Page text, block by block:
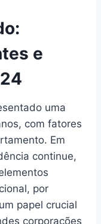
e
uma
com fatores
Em
continue,
por
papel crucial
corporações